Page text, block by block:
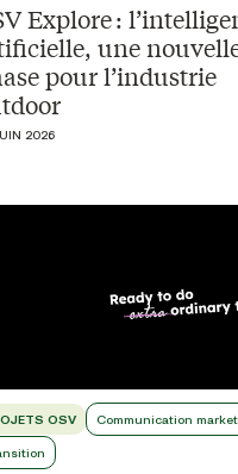
Explore :
une
pour l’industrie
2026
OSV Communication